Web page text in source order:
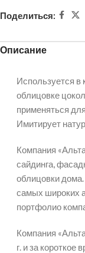
Поделиться:
Описание
Используется в
облицовке
применяться
Имитирует
Компания
сайдинга,
облицовки
самых широких
портфолио
Компания
г. и за короткое